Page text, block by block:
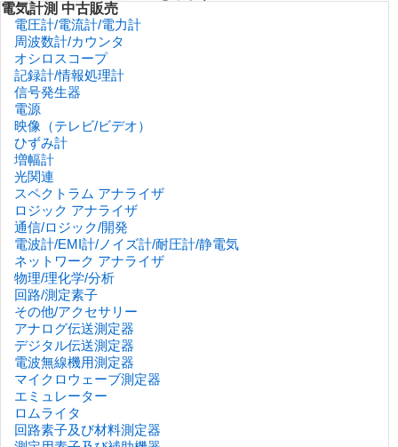
電気計測 中古販売
電圧計/電流計/電力計
周波数計/カウンタ
オシロスコープ
記録計/情報処理計
信号発生器
電源
映像（テレビ/ビデオ）
ひずみ計
増幅計
光関連
スペクトラム アナライザ
ロジック アナライザ
通信/ロジック/開発
電波計/EMI計/ノイズ計/耐圧計/静電気
ネットワーク アナライザ
物理/理化学/分析
回路/測定素子
その他/アクセサリー
アナログ伝送測定器
デジタル伝送測定器
電波無線機用測定器
マイクロウェーブ測定器
エミュレーター
ロムライタ
回路素子及び材料測定器